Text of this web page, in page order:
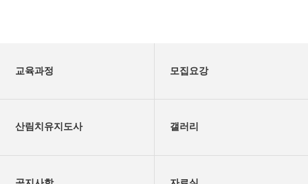
교육과정 모집요강
산림치유지도사 갤러리